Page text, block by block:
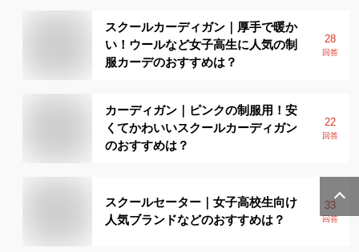
スクールカーディガン｜厚手で暖か
い！ウールなど女子高生に人気の制
服カーデのおすすめは？
28
回答
カーディガン｜ピンクの制服用！安
くてかわいいスクールカーディガン
のおすすめは？
22
回答
スクールセーター｜女子高校生向け
人気ブランドなどのおすすめは？
33
回答